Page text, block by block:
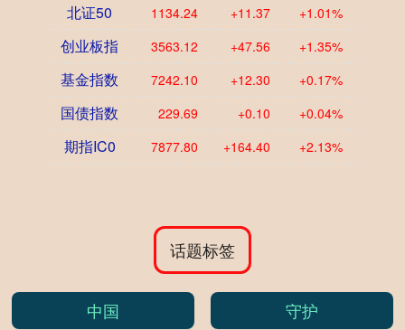
北证50 1134.24 +11.37 +1.01%
创业板指 3563.12 +47.56 +1.35%
基金指数 7242.10 +12.30 +0.17%
国债指数 229.69 +0.10 +0.04%
期指IC0 7877.80 +164.40 +2.13%
话题标签
中国
守护